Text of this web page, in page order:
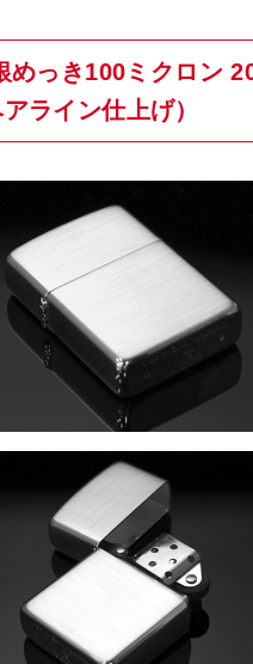
めっき100ミクロン
ライン仕上げ）